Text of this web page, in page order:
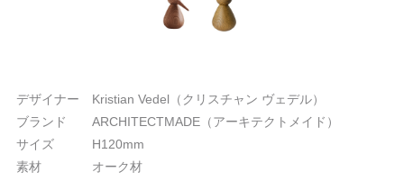
デザイナー Kristian Vedel（クリスチャン ヴェデル）
ブランド ARCHITECTMADE（アーキテクトメイド）
サイズ H120mm
素材 オーク材